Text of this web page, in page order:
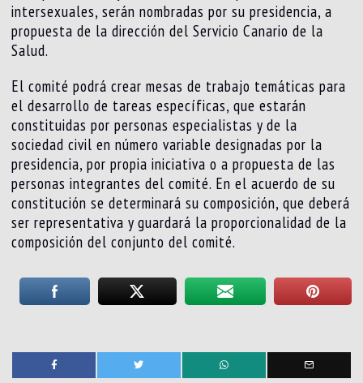
intersexuales, serán nombradas por su presidencia, a
propuesta de la dirección del Servicio Canario de la
Salud.
El comité podrá crear mesas de trabajo temáticas para
el desarrollo de tareas específicas, que estarán
constituidas por personas especialistas y de la
sociedad civil en número variable designadas por la
presidencia, por propia iniciativa o a propuesta de las
personas integrantes del comité. En el acuerdo de su
constitución se determinará su composición, que deberá
ser representativa y guardará la proporcionalidad de la
composición del conjunto del comité.